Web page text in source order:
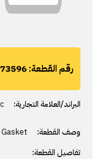
رقم القطعة:73596
البراند/العلامة التجارية: Manitowoc
وصف القطعة:
تفاصيل القطعة: